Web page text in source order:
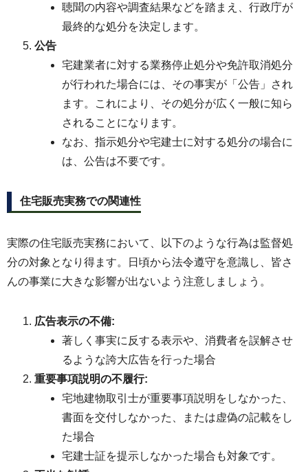
聴聞の内容や調査結果などを踏まえ、行政庁が
最終的な処分を決定します。
公告
宅建業者に対する業務停止処分や免許取消処分
が行われた場合には、その事実が「公告」され
ます。これにより、その処分が広く一般に知ら
されることになります。
なお、指示処分や宅建士に対する処分の場合に
は、公告は不要です。
住宅販売実務での関連性
実際の住宅販売実務において、以下のような行為は監督処
分の対象となり得ます。日頃から法令遵守を意識し、皆さ
んの事業に大きな影響が出ないよう注意しましょう。
広告表示の不備:
著しく事実に反する表示や、消費者を誤解させ
るような誇大広告を行った場合
重要事項説明の不履行:
宅地建物取引士が重要事項説明をしなかった、
書面を交付しなかった、または虚偽の記載をし
た場合
宅建士証を提示しなかった場合も対象です。